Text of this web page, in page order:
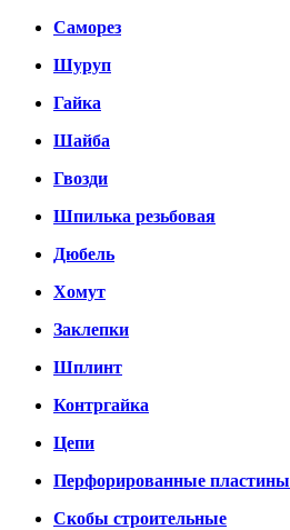
Саморез
Шуруп
Гайка
Шайба
Гвозди
Шпилька резьбовая
Дюбель
Хомут
Заклепки
Шплинт
Контргайка
Цепи
Перфорированные пластины
Скобы строительные